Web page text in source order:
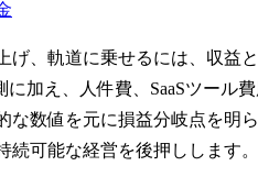
、軌道に乗せるには、収益
加え、人件費、SaaSツール
数値を元に損益分岐点を明
可能な経営を後押しします。